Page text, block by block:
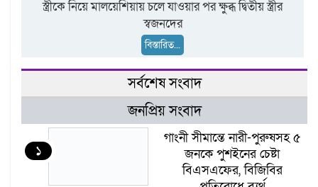
স্ত্রীকে নিয়ে মালয়েশিয়ায় চলে যাওয়ার পর ক্ষুব্ধ দ্বিতীয় স্ত্রীর
স্বজনদের
বিস্তারিত...
সর্বশেষ সংবাদ
জনপ্রিয় সংবাদ
১
গাংনী সীমান্তে নারী-পুরুষসহ ৫
জনকে পুশইনের চেষ্টা
বিএসএফের, বিজিবির